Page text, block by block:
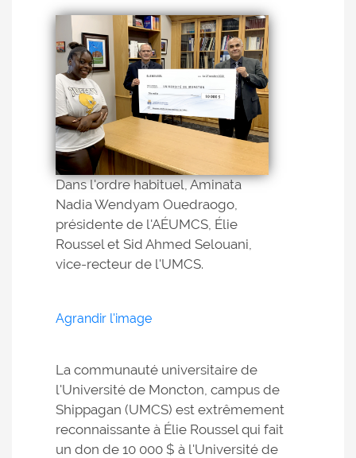
Dans l'ordre habituel, Aminata
Nadia Wendyam Ouedraogo,
présidente de l'AÉUMCS, Élie
Roussel et Sid Ahmed Selouani,
vice-recteur de l'UMCS.
Agrandir l'image
La communauté universitaire de
l'Université de Moncton, campus de
Shippagan (UMCS) est extrêmement
reconnaissante à Élie Roussel qui fait
un don de 10 000 $ à l'Université de